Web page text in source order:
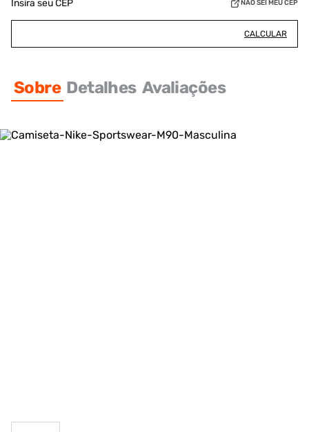
Insira seu CEP NÃO SEI MEU CEP
CALCULAR
Sobre Detalhes Avaliações